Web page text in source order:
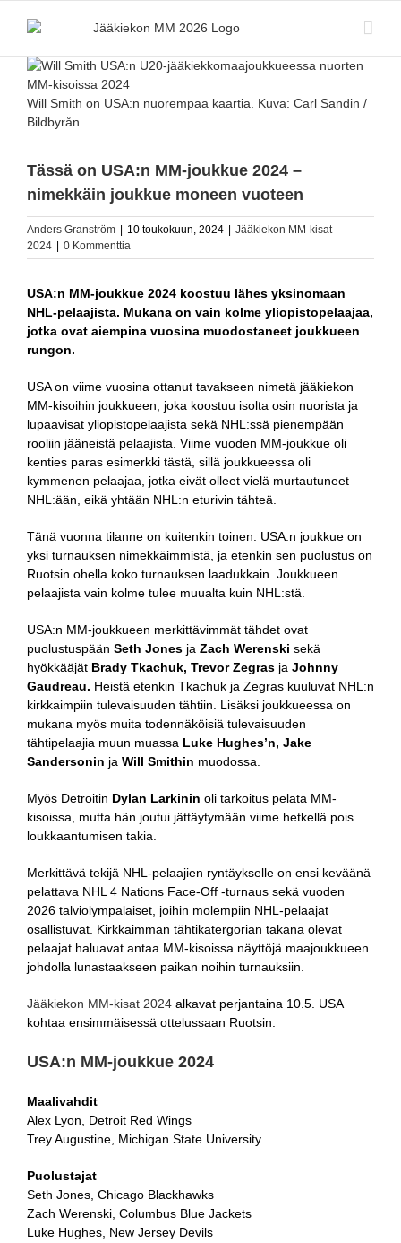
Katso
kuvaa
isompana
Will Smith on USA:n nuorempaa kaartia. Kuva: Carl Sandin /
Bildbyrån
Tässä on USA:n MM-joukkue 2024 –
nimekkäin joukkue moneen vuoteen
Anders Granström 10 toukokuun, 2024
Jääkiekon MM-kisat
2024
0 Kommenttia
USA:n MM-joukkue 2024 koostuu lähes yksinomaan
NHL-pelaajista. Mukana on vain kolme yliopistopelaajaa,
jotka ovat aiempina vuosina muodostaneet joukkueen
rungon.
USA on viime vuosina ottanut tavakseen nimetä jääkiekon
MM-kisoihin joukkueen, joka koostuu isolta osin nuorista ja
lupaavisat yliopistopelaajista sekä NHL:ssä pienempään
rooliin jääneistä pelaajista. Viime vuoden MM-joukkue oli
kenties paras esimerkki tästä, sillä joukkueessa oli
kymmenen pelaajaa, jotka eivät olleet vielä murtautuneet
NHL:ään, eikä yhtään NHL:n eturivin tähteä.
Tänä vuonna tilanne on kuitenkin toinen. USA:n joukkue on
yksi turnauksen nimekkäimmistä, ja etenkin sen puolustus on
Ruotsin ohella koko turnauksen laadukkain. Joukkueen
pelaajista vain kolme tulee muualta kuin NHL:stä.
USA:n MM-joukkueen merkittävimmät tähdet ovat
puolustuspään Seth Jones ja Zach Werenski sekä
hyökkääjät Brady Tkachuk, Trevor Zegras ja Johnny
Gaudreau. Heistä etenkin Tkachuk ja Zegras kuuluvat NHL:n
kirkkaimpiin tulevaisuuden tähtiin. Lisäksi joukkueessa on
mukana myös muita todennäköisiä tulevaisuuden
tähtipelaajia muun muassa Luke Hughes’n, Jake
Sandersonin ja Will Smithin muodossa.
Myös Detroitin Dylan Larkinin oli tarkoitus pelata MM-
kisoissa, mutta hän joutui jättäytymään viime hetkellä pois
loukkaantumisen takia.
Merkittävä tekijä NHL-pelaajien ryntäykselle on ensi keväänä
pelattava NHL 4 Nations Face-Off -turnaus sekä vuoden
2026 talviolympalaiset, joihin molempiin NHL-pelaajat
osallistuvat. Kirkkaimman tähtikatergorian takana olevat
pelaajat haluavat antaa MM-kisoissa näyttöjä maajoukkueen
johdolla lunastaakseen paikan noihin turnauksiin.
Jääkiekon MM-kisat 2024 alkavat perjantaina 10.5. USA
kohtaa ensimmäisessä ottelussaan Ruotsin.
USA:n MM-joukkue 2024
Maalivahdit
Alex Lyon, Detroit Red Wings
Trey Augustine, Michigan State University
Puolustajat
Seth Jones, Chicago Blackhawks
Zach Werenski, Columbus Blue Jackets
Luke Hughes, New Jersey Devils